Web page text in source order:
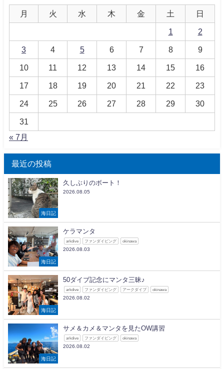
月 火 水 木 金 土 日
1 2
3 4 5 6 7 8 9
10 11 12 13 14 15 16
17 18 19 20 21 22 23
24 25 26 27 28 29 30
31
« 7月
最近の投稿
海日記
久しぶりのボート！
2026.08.05
海日記
ケラマンタ
arkdive ファンダイビング okinawa
2026.08.03
海日記
50ダイブ記念にマンタ三昧♪
arkdive ファンダイビング アークダイブ okinawa
2026.08.02
海日記
サメ＆カメ＆マンタを見たOW講習
arkdive ファンダイビング okinawa
2026.08.02